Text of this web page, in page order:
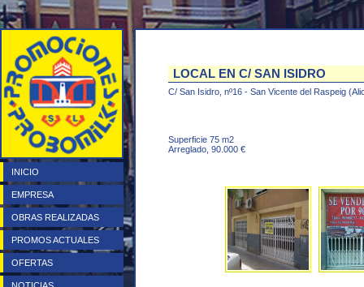
INICIO
EMPRESA
OBRAS REALIZADAS
PROMOS ACTUALES
OFERTAS
LOCAL EN C/ SAN ISIDRO
C/ San Isidro, nº16 - San Vicente del Raspeig
Superficie 75 m2
Arreglado, 90.000 €